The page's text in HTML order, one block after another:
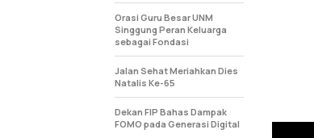
Orasi Guru Besar UNM
Singgung Peran Keluarga
sebagai Fondasi
Jalan Sehat Meriahkan Dies
Natalis Ke-65
Dekan FIP Bahas Dampak
FOMO pada Generasi Digital